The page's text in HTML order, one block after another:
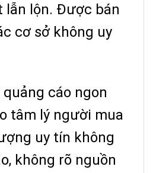
lẫn lộn. Được bán
cơ sở không uy
cáo ngon
tâm lý người mua
uy tín không
không rõ nguồn